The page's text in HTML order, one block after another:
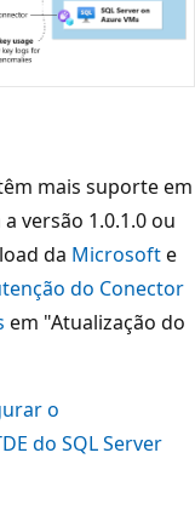
mais suporte em
versão 1.0.1.0 ou
da Microsofte
do Conector
em "Atualização do
o
do SQL Server